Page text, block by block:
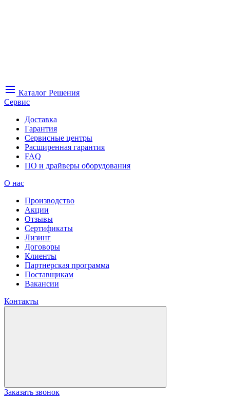
Каталог Решения
Сервис
Доставка
Гарантия
Сервисные центры
Расширенная гарантия
FAQ
ПО и драйверы оборудования
О нас
Производство
Акции
Отзывы
Сертификаты
Лизинг
Договоры
Клиенты
Партнерская программа
Поставщикам
Вакансии
Контакты
Заказать звонок